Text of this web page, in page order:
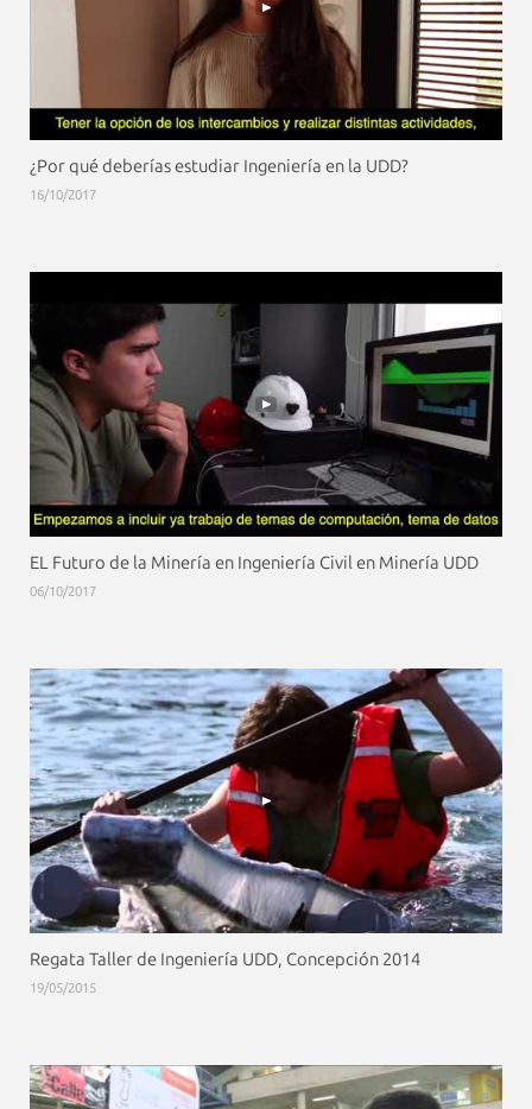
¿Por qué deberías estudiar Ingeniería en la UDD?
16/10/2017
EL Futuro de la Minería en Ingeniería Civil en Minería UDD
06/10/2017
Regata Taller de Ingeniería UDD, Concepción 2014
19/05/2015